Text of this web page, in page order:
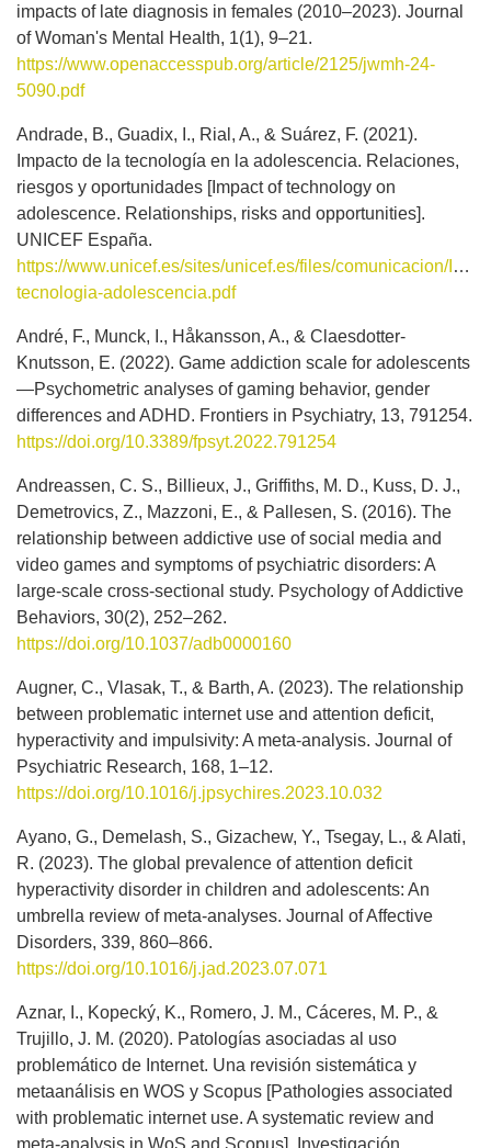
impacts of late diagnosis in females (2010–2023). Journal
of Woman's Mental Health, 1(1), 9–21.
https://www.openaccesspub.org/article/2125/jwmh-24-
5090.pdf
Andrade, B., Guadix, I., Rial, A., & Suárez, F. (2021).
Impacto de la tecnología en la adolescencia. Relaciones,
riesgos y oportunidades [Impact of technology on
adolescence. Relationships, risks and opportunities].
UNICEF España.
https://www.unicef.es/sites/unicef.es/files/comunicacion/
tecnologia-adolescencia.pdf
André, F., Munck, I., Håkansson, A., & Claesdotter-
Knutsson, E. (2022). Game addiction scale for adolescents
—Psychometric analyses of gaming behavior, gender
differences and ADHD. Frontiers in Psychiatry, 13, 791254.
https://doi.org/10.3389/fpsyt.2022.791254
Andreassen, C. S., Billieux, J., Griffiths, M. D., Kuss, D. J.,
Demetrovics, Z., Mazzoni, E., & Pallesen, S. (2016). The
relationship between addictive use of social media and
video games and symptoms of psychiatric disorders: A
large-scale cross-sectional study. Psychology of Addictive
Behaviors, 30(2), 252–262.
https://doi.org/10.1037/adb0000160
Augner, C., Vlasak, T., & Barth, A. (2023). The relationship
between problematic internet use and attention deficit,
hyperactivity and impulsivity: A meta-analysis. Journal of
Psychiatric Research, 168, 1–12.
https://doi.org/10.1016/j.jpsychires.2023.10.032
Ayano, G., Demelash, S., Gizachew, Y., Tsegay, L., & Alati,
R. (2023). The global prevalence of attention deficit
hyperactivity disorder in children and adolescents: An
umbrella review of meta-analyses. Journal of Affective
Disorders, 339, 860–866.
https://doi.org/10.1016/j.jad.2023.07.071
Aznar, I., Kopecký, K., Romero, J. M., Cáceres, M. P., &
Trujillo, J. M. (2020). Patologías asociadas al uso
problemático de Internet. Una revisión sistemática y
metaanálisis en WOS y Scopus [Pathologies associated
with problematic internet use. A systematic review and
meta-analysis in WoS and Scopus]. Investigación